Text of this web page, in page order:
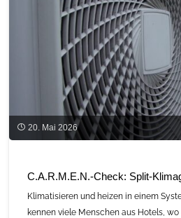
20. Mai 2026
C.A.R.M.E.N.-Check: Split-
Klimatisieren und heizen in einem
kennen viele Menschen aus Hotels,